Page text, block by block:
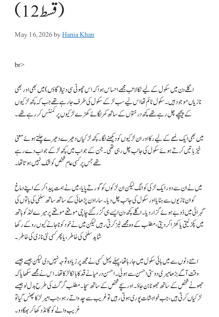
(قسط 12)
May 16, 2026byHania Khan
br>
اگلے دن میں سکول کے لیے نکالا تب مجھے احساس ہوا کہ اس چھوٹی سی دنیا (گاؤں) میں بھی اور بھی
نازیاں موجود ہیں۔ سکول ٹائم تھا اس لیے سب لڑکے سکول کی طرف جارہے تھے جب کہ کچھ لڑکیوں
کے پیچھے چل رہے تھے کچھ درختوں کے ساتھ کمر لگائے کھڑے لڑکیوں پر کمنٹس کررہے تھے۔
میں بھی ایک لمحے کے لیے رکا اور ان لڑکیوں کو دیکھنے لگا۔ کچھ لڑکیاں دھیرے دھیرے چلتے ہوئے معنی
خیز باتیں کرتے ہوئے سکول کی جانب چل رہی تھی۔ جن کے جواب میں کچھ لڑکے جواب دے رہے
تھے جس پر کسی عام شخص کو شک نہیں ہوتا تھا۔
میں نے ان سے دور ایک لڑکی کو الگ لیکن ان لڑکوں کو گورتے پایا، میں نے ہمت پیدا کرکے اپنے دماغ
کو ان نازیوں سے ہٹایا اور سکول کی جانب چل دیا۔ سارا دن پڑھائی کے ساتھ ساتھ سلمیٰ کی باتوں کی
گہرائی میں ڈوبے ہوئے گزار دیا۔ اگلے کچھ دن ایسے ہی گزر گئے چاچی موقعے موقعے پر میرے لنڈ کو ہاتھ
میں پکڑ لیتی یا کھڑا کردیتی، مطلب کے وہ مجھے ٹیز کرتی رہیں لیکن میں نے خود کو ناجانے کیوں روکے رکھا
شاید سلمیٰ کی خاطر، یا پھر کسی نئی نازی کی خاطر۔
اتنے دنوں سے میں ہائی سکول میں جارہا تھا، پہلے پہل کسی نے مجھ پر زیادہ توجہ نہیں دی لیکن جیسے جیسے
وقت آگے بڑھا میری دوستی احسن سے ہوئی۔ احسن درمیانے قد کا بانکا لڑکا تھا۔ اس نے مجھے سکھایا کہ
جھوٹے شخص کے ساتھ جھوٹا بن جاؤ۔ اور سچے شخص کے ساتھ سچا۔ مطلب گرگٹ کی طرح بدل لو جیسے
لڑکیاں کرتی ہیں، جب خواہشات پوری ہوتی رہیں تو غریب سے چدواتے رہو، جب امیر لڑکا پھنس گیا تو
غریب والے کو گانڈ دکھا کر بھگا دو۔